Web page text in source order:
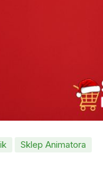
Sklep Animatora